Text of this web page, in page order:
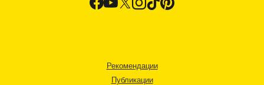
Рекомендации
Публикации